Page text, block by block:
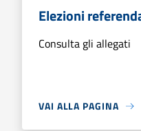
Elezioni
Consulta gli allegati
VAI ALLA PAGINA